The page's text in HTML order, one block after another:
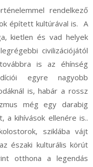
rendelkező
épített kultúrával is. A
kietlen és vad helyek
civilizációjától
is az éhínség
egyre nagyobb
is, habár a rossz
még egy darabig
a kihívások ellenére is..
sziklába vájt
északi kulturális körút
otthona a legendás